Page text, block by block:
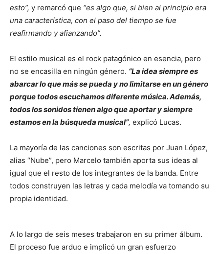
esto”, y remarcó que “es algo que, si bien al principio era
una característica, con el paso del tiempo se fue
reafirmando y afianzando”.
El estilo musical es el rock patagónico en esencia, pero
no se encasilla en ningún género. “La idea siempre es
abarcar lo que más se pueda y no limitarse en un género
porque todos escuchamos diferente música. Además,
todos los sonidos tienen algo que aportar y siempre
estamos en la búsqueda musical”, explicó Lucas.
La mayoría de las canciones son escritas por Juan López,
alias “Nube”, pero Marcelo también aporta sus ideas al
igual que el resto de los integrantes de la banda. Entre
todos construyen las letras y cada melodía va tomando su
propia identidad.
A lo largo de seis meses trabajaron en su primer álbum.
El proceso fue arduo e implicó un gran esfuerzo